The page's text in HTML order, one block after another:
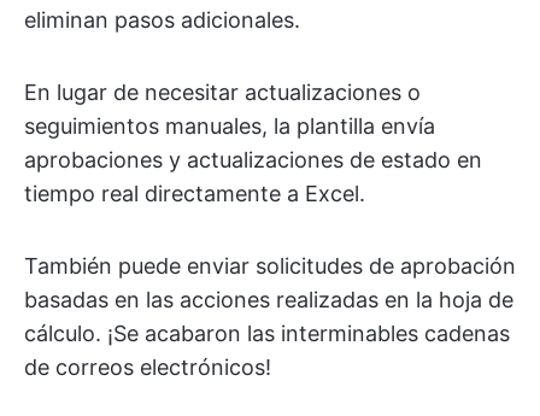
eliminan pasos adicionales.
En lugar de necesitar actualizaciones o
seguimientos manuales, la plantilla envía
aprobaciones y actualizaciones de estado en
tiempo real directamente a Excel.
También puede enviar solicitudes de aprobación
basadas en las acciones realizadas en la hoja de
cálculo. ¡Se acabaron las interminables cadenas
de correos electrónicos!